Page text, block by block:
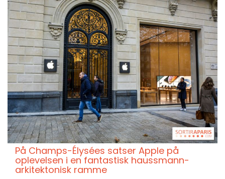
På Champs-Élysées satser Apple på
oplevelsen i en fantastisk haussmann-
arkitektonisk ramme